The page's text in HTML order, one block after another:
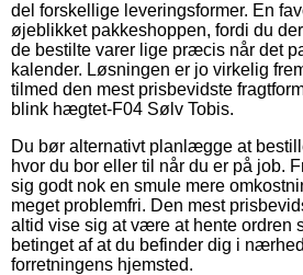
del forskellige leveringsformer. En
øjeblikket pakkeshoppen, fordi du
de bestilte varer lige præcis når det
kalender. Løsningen er jo virkelig
tilmed den mest prisbevidste
blink hægtet-F04 Sølv Tobis.
Du bør alternativt planlægge at
hvor du bor eller til når du er på job.
sig godt nok en smule mere
meget problemfri. Den mest
altid vise sig at være at hente ordren
betinget af at du befinder dig i
forretningens hjemsted.